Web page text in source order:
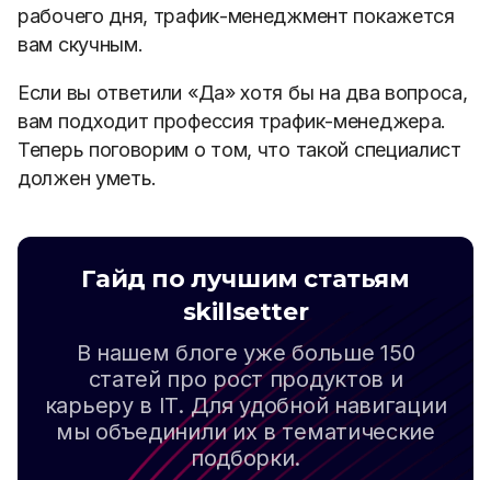
рабочего дня, трафик-менеджмент покажется
вам скучным.
Если вы ответили «Да» хотя бы на два вопроса,
вам подходит профессия трафик-менеджера.
Теперь поговорим о том, что такой специалист
должен уметь.
Гайд по лучшим статьям
skillsetter
В нашем блоге уже больше 150
статей про рост продуктов и
карьеру в IT. Для удобной навигации
мы объединили их в тематические
подборки.